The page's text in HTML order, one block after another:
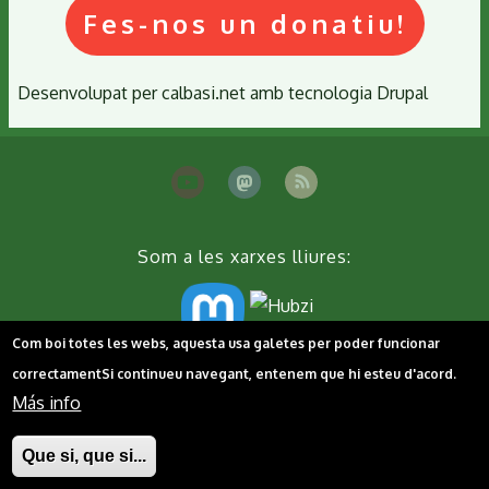
Fes-nos un donatiu!
Desenvolupat percalbasi.net amb tecnologia Drupal
Som a les xarxes lliures:
Peu Cookies Política de privacitat
Com boi totes les webs, aquesta usa galetes per poder funcionar
correctamentSi continueu navegant, entenem que hi esteu d'acord.
Más info
Que si, que si...